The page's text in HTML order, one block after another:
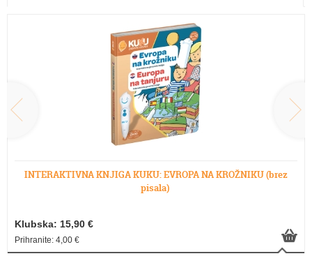
INTERAKTIVNA KNJIGA KUKU: EVROPA NA KROŽNIKU (brez
pisala)
Klubska: 15,90 €
Prihranite: 4,00 €